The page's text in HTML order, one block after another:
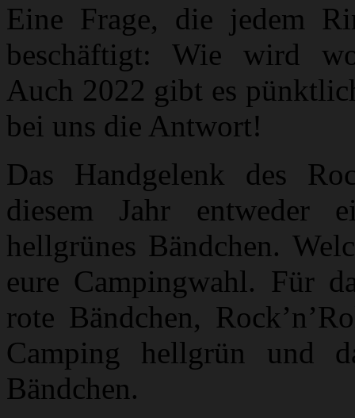
Eine Frage, die jedem
beschäftigt: Wie wird
Auch 2022 gibt es
bei uns die Antwort!
Das Handgelenk des
diesem Jahr entweder
hellgrünes Bändchen.
eure Campingwahl. Für
rote Bändchen,
Camping hellgrün und
Bändchen.